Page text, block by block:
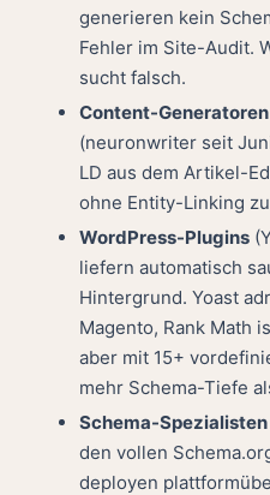
generieren kein
Fehler im Site-Audit.
sucht falsch.
Content-
(neuronwriter seit
LD aus dem Artikel-
ohne Entity-Linking
WordPress-Plugins
liefern automatisch
Hintergrund. Yoast
Magento, Rank Math
aber mit 15+
mehr Schema-Tiefe
Schema-Spezialisten
den vollen
deployen